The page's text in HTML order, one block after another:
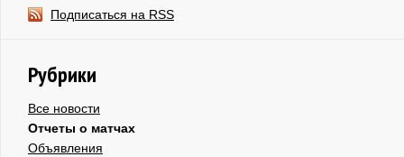
Подписаться на RSS
Рубрики
Все новости
Отчеты о матчах
Объявления